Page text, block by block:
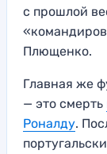
с прошлой
Плющенко.
Главная же
— это смерть
Роналду.